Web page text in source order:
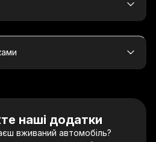
наші додатки
вживаний автомобіль?